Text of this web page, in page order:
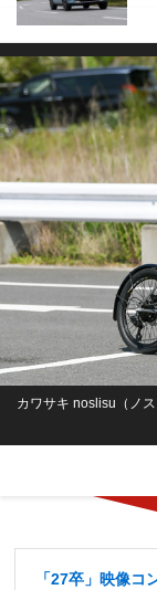
カワサキ noslisu（ノス
「27卒」映像